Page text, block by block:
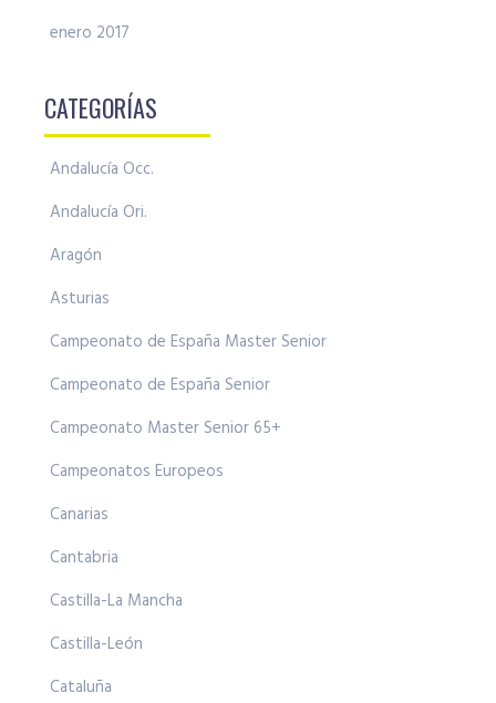
enero 2017
CATEGORÍAS
Andalucía Occ.
Andalucía Ori.
Aragón
Asturias
Campeonato de España Master Senior
Campeonato de España Senior
Campeonato Master Senior 65+
Campeonatos Europeos
Canarias
Cantabria
Castilla-La Mancha
Castilla-León
Cataluña